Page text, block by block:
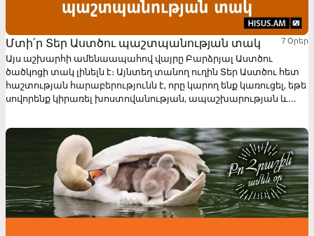
Մտի՛ր Տեր Աստծու պաշտպանության տակ 7 Օրեր
Այս աշխարհի ամենաապահով վայրը Բարձրյալ Աստծու
ծածկոցի տակ լինելն է։ Այնտեղ տանող ուղին Տեր Աստծու հետ
հաշտության հարաբերությունն է, որը կարող ենք կառուցել, եթե
սովորենք կիրառել խոստովանության, ապաշխարության և
իրական հաշտության հարաբերություն ունենալու համար շատ
կարևոր է հասկանալ այդ հաշտության էությունը և
հաշտությունը խափանող գործոնի՝ մեղքի ներգործությունը։